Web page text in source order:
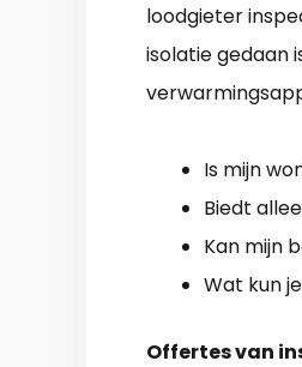
loodgieter
isolatie gedaan
Is mijn
Biedt
Kan mijn
Wat kun
Offertes van